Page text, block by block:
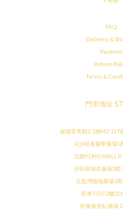
FAQ
Delivery &
Payment
Return
Terms &
門市地址
啟德零售館2, 1樓M2-117
尖沙咀美麗華廣場1
元朗YOHO MALL II
沙田新城市廣場3期
九龍灣德福廣場2
旺角T.O.P 2樓
旺角新世紀廣場